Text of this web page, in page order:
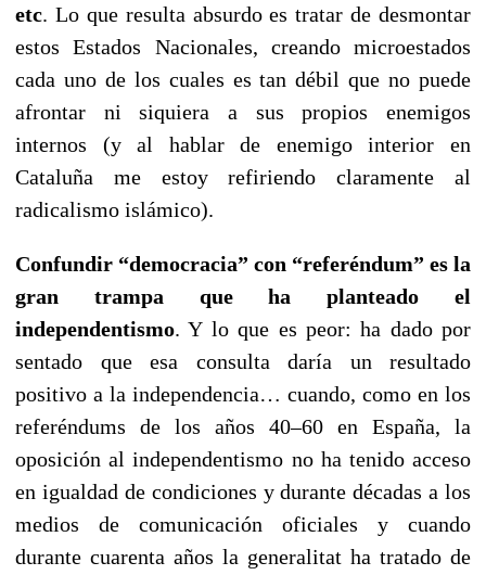
etc. Lo que resulta absurdo es tratar de desmontar
estos Estados Nacionales, creando microestados
cada uno de los cuales es tan débil que no puede
afrontar ni siquiera a sus propios enemigos
internos (y al hablar de enemigo interior en
Cataluña me estoy refiriendo claramente al
radicalismo islámico).
Confundir “democracia” con “referéndum” es la
gran trampa que ha planteado el
independentismo. Y lo que es peor: ha dado por
sentado que esa consulta daría un resultado
positivo a la independencia… cuando, como en los
referéndums de los años 40–60 en España, la
oposición al independentismo no ha tenido acceso
en igualdad de condiciones y durante décadas a los
medios de comunicación oficiales y cuando
durante cuarenta años la generalitat ha tratado de